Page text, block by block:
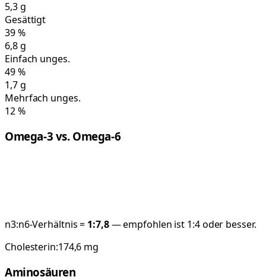
5,3g
Gesättigt
39%
6,8g
Einfach unges.
49%
1,7g
Mehrfach unges.
12%
Omega-3 vs. Omega-6
n3:n6-Verhältnis = 1:7,8— empfohlen ist 1:4 oder besser.
Cholesterin:174,6 mg
Aminosäuren